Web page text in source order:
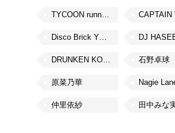
TYCOON running CAPTAIN
Disco Brick YOKOHAMA DJ
DRUNKEN KONG 石野卓球
原菜乃華 Nagie
仲里依紗 田中みな